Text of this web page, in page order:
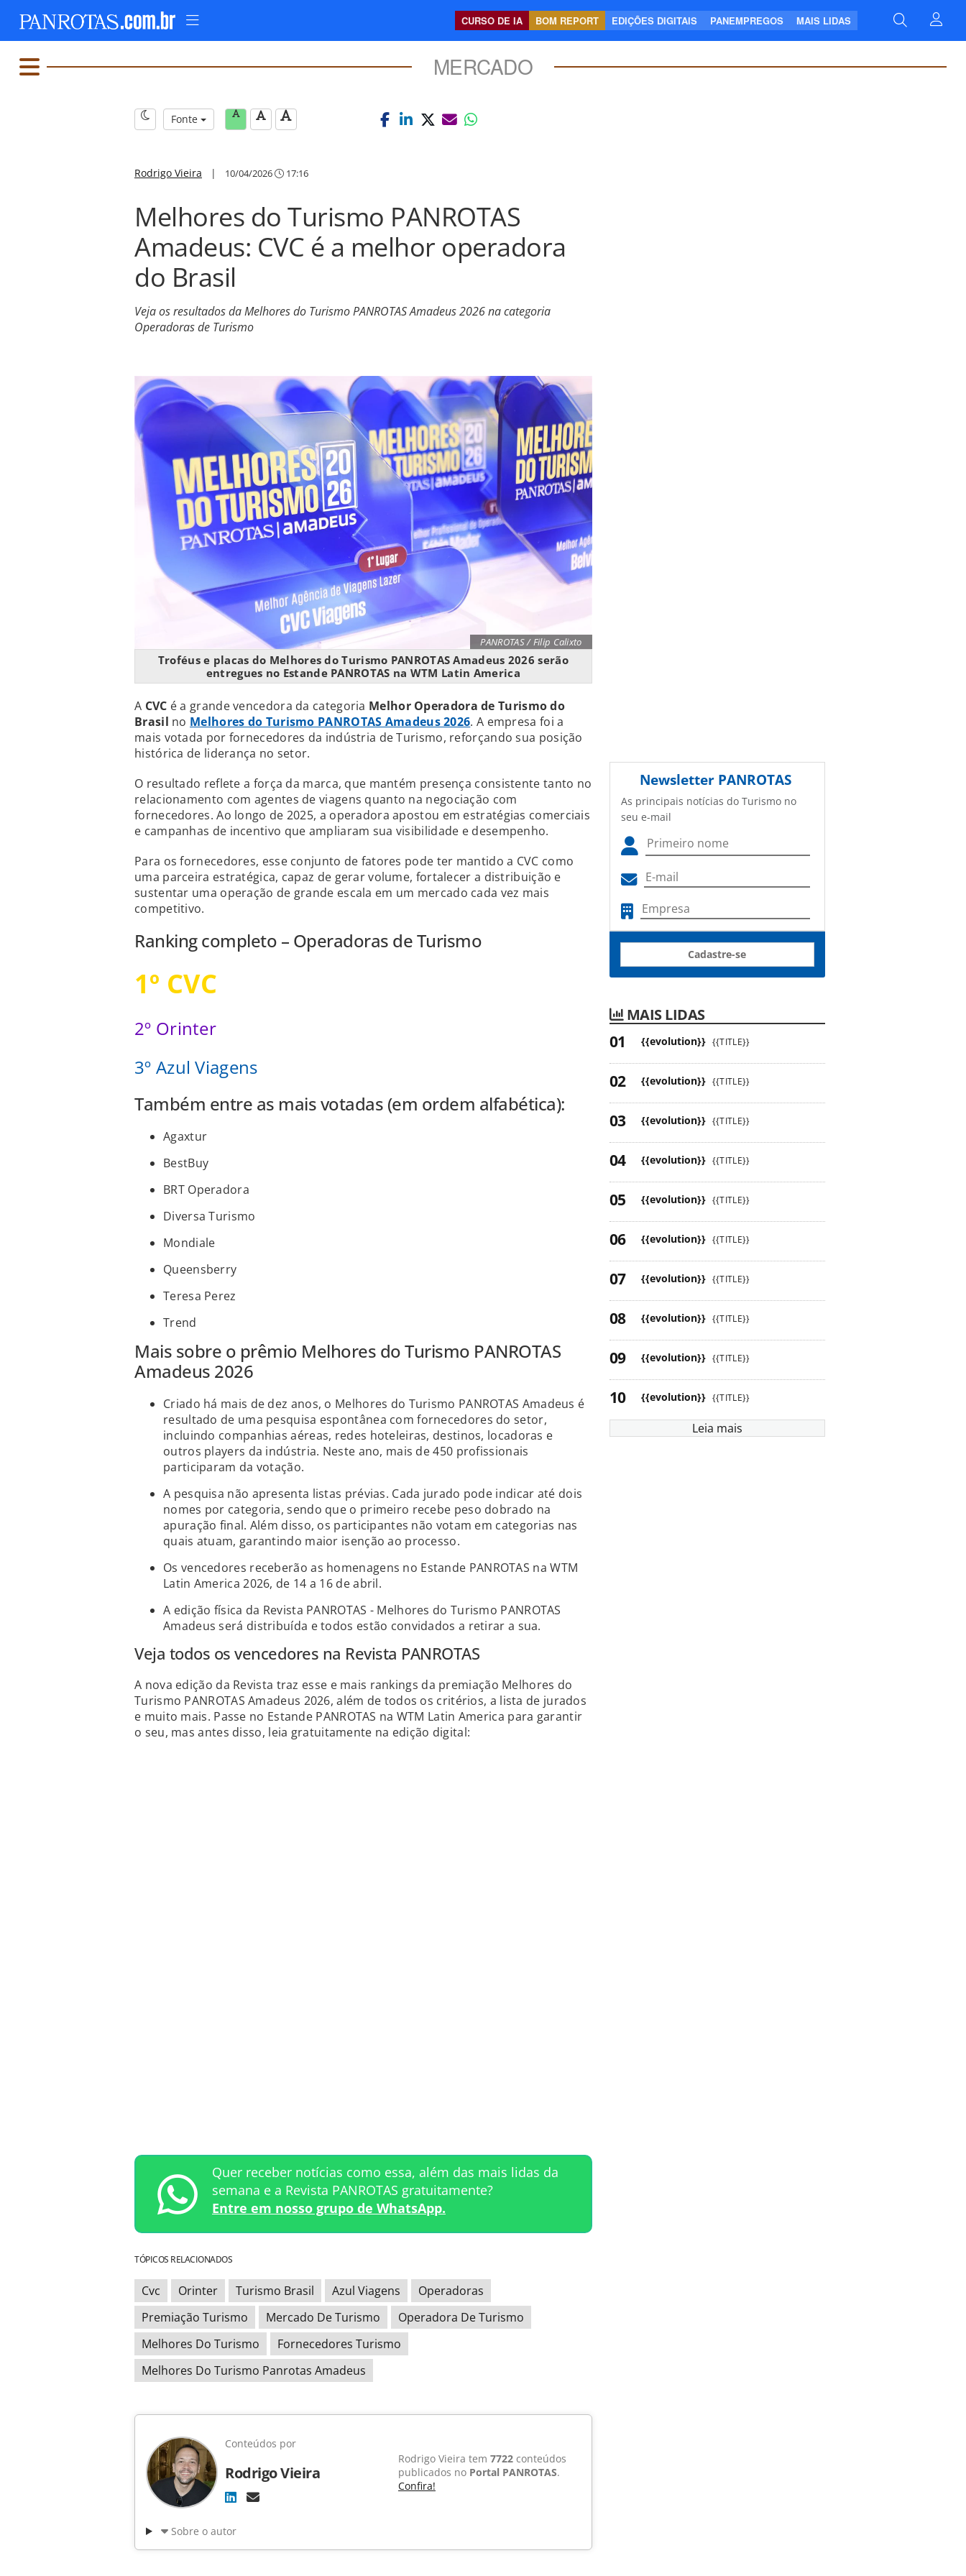
CURSO DE IA BOM REPORT EDIÇÕES DIGITAIS PANEMPREGOS MAIS LIDAS
MERCADO
Fonte
Rodrigo Vieira | 10/04/2026 17:16
Melhores do Turismo PANROTAS
Amadeus: CVC é a melhor operadora
do Brasil
Veja os resultados da Melhores do Turismo PANROTAS Amadeus 2026 na categoria
Operadoras de Turismo
PANROTAS / Filip Calixto
Troféus e placas do Melhores do Turismo PANROTAS Amadeus 2026 serão
entregues no Estande PANROTAS na WTM Latin America
A CVC é a grande vencedora da categoria Melhor Operadora de Turismo do
Brasil no Melhores do Turismo PANROTAS Amadeus 2026. A empresa foi a
mais votada por fornecedores da indústria de Turismo, reforçando sua posição
histórica de liderança no setor.
O resultado reflete a força da marca, que mantém presença consistente tanto no
relacionamento com agentes de viagens quanto na negociação com
fornecedores. Ao longo de 2025, a operadora apostou em estratégias comerciais
e campanhas de incentivo que ampliaram sua visibilidade e desempenho.
Para os fornecedores, esse conjunto de fatores pode ter mantido a CVC como
uma parceira estratégica, capaz de gerar volume, fortalecer a distribuição e
sustentar uma operação de grande escala em um mercado cada vez mais
competitivo.
Ranking completo – Operadoras de Turismo
1º CVC
2º Orinter
3º Azul Viagens
Também entre as mais votadas (em ordem alfabética):
Agaxtur
BestBuy
BRT Operadora
Diversa Turismo
Mondiale
Queensberry
Teresa Perez
Trend
Mais sobre o prêmio Melhores do Turismo PANROTAS
Amadeus 2026
Criado há mais de dez anos, o Melhores do Turismo PANROTAS Amadeus é
resultado de uma pesquisa espontânea com fornecedores do setor,
incluindo companhias aéreas, redes hoteleiras, destinos, locadoras e
outros players da indústria. Neste ano, mais de 450 profissionais
participaram da votação.
A pesquisa não apresenta listas prévias. Cada jurado pode indicar até dois
nomes por categoria, sendo que o primeiro recebe peso dobrado na
apuração final. Além disso, os participantes não votam em categorias nas
quais atuam, garantindo maior isenção ao processo.
Os vencedores receberão as homenagens no Estande PANROTAS na WTM
Latin America 2026, de 14 a 16 de abril.
A edição física da Revista PANROTAS - Melhores do Turismo PANROTAS
Amadeus será distribuída e todos estão convidados a retirar a sua.
Veja todos os vencedores na Revista PANROTAS
A nova edição da Revista traz esse e mais rankings da premiação Melhores do
Turismo PANROTAS Amadeus 2026, além de todos os critérios, a lista de jurados
e muito mais. Passe no Estande PANROTAS na WTM Latin America para garantir
o seu, mas antes disso, leia gratuitamente na edição digital:
Quer receber notícias como essa, além das mais lidas da
semana e a Revista PANROTAS gratuitamente?
Entre em nosso grupo de WhatsApp.
TÓPICOS RELACIONADOS
Cvc Orinter Turismo Brasil Azul Viagens
Operadoras
Premiação Turismo
Mercado De Turismo
Operadora De Turismo
Melhores Do Turismo
Fornecedores Turismo
Melhores Do Turismo Panrotas Amadeus
Conteúdos por
Rodrigo Vieira
Rodrigo Vieira tem 7722 conteúdos
publicados no Portal PANROTAS.
Confira!
Sobre o autor
Newsletter PANROTAS
As principais notícias do Turismo no
seu e-mail
Cadastre-se
MAIS LIDAS
{{evolution}} {{TITLE}}
{{evolution}} {{TITLE}}
{{evolution}} {{TITLE}}
{{evolution}} {{TITLE}}
{{evolution}} {{TITLE}}
{{evolution}} {{TITLE}}
{{evolution}} {{TITLE}}
{{evolution}} {{TITLE}}
{{evolution}} {{TITLE}}
{{evolution}} {{TITLE}}
Leia mais